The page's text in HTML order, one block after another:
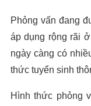
Phỏng vấn đang
áp dụng rộng rãi
ngày càng có
thức tuyển sinh
Hình thức phỏng